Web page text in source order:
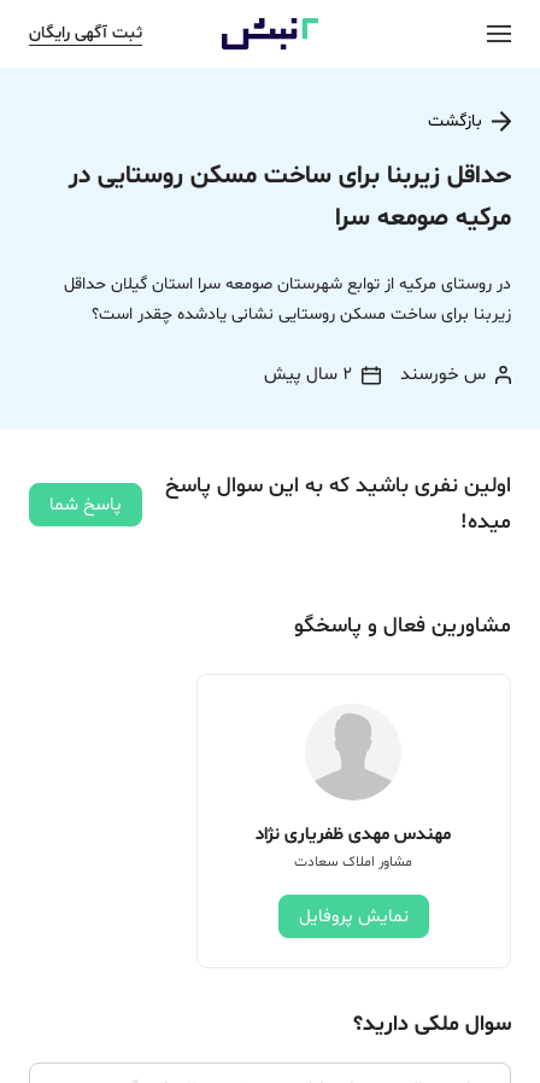
ثبت آگهی رایگان
بازگشت
حداقل زیربنا برای ساخت مسکن روستایی در
مرکیه صومعه سرا
در روستای مرکیه از توابع شهرستان صومعه سرا استان گیلان حداقل
زیربنا برای ساخت مسکن روستایی نشانی یادشده چقدر است؟
س خورسند 2 سال پیش
اولین نفری باشید که به این سوال پاسخ
میده!
پاسخ شما
مشاورین فعال و پاسخگو
مهندس مهدی ظفریاری نژاد
مشاور املاک سعادت
نمایش پروفایل
سوال ملکی دارید؟